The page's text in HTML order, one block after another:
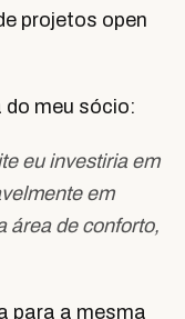
projetos open
do meu sócio:
eu investiria em
em
área de conforto,
para a mesma